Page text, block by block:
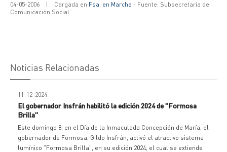
04-05-2006 | Cargada en Fsa. en Marcha - Fuente: Subsecretaría de
Comunicación Social
Noticias Relacionadas
11-12-2024
El gobernador Insfrán habilitó la edición 2024 de "Formosa
Brilla"
Este domingo 8, en el Día de la Inmaculada Concepción de María, el
gobernador de Formosa, Gildo Insfrán, activó el atractivo sistema
lumínico "Formosa Brilla", en su edición 2024, el cual se extiende